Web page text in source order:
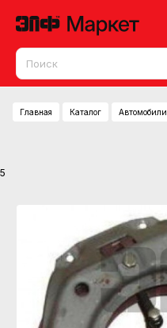
Главная Каталог Автомобили
5